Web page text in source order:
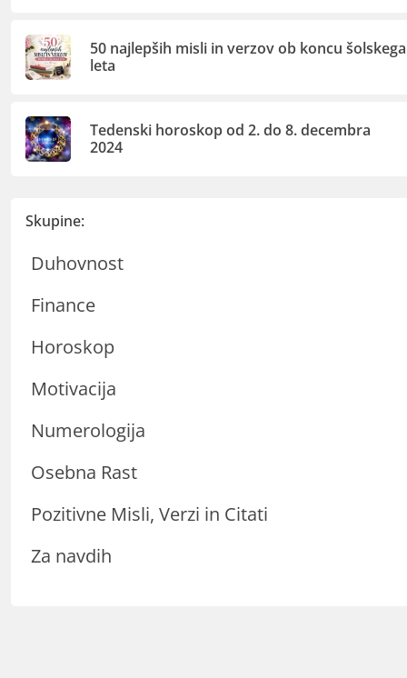
50 najlepših misli in verzov ob koncu šolskega
leta
Tedenski horoskop od 2. do 8. decembra
2024
Skupine:
Duhovnost
Finance
Horoskop
Motivacija
Numerologija
Osebna Rast
Pozitivne Misli, Verzi in Citati
Za navdih